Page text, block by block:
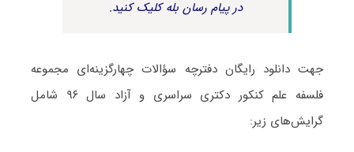
در پیام رسان بله کلیک کنید.
جهت دانلود رایگان دفترچه سؤالات چهارگزینه‌ای مجموعه
فلسفه علم کنکور دکتری سراسری و آزاد سال ۹۶ شامل
گرایش‌های زیر: